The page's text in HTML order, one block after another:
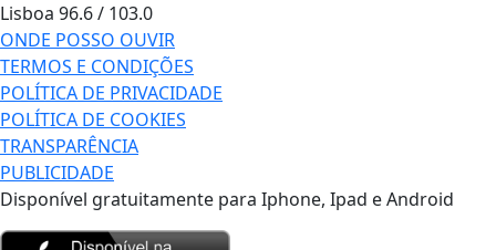
Lisboa 96.6 / 103.0
ONDE POSSO OUVIR
TERMOS E CONDIÇÕES
POLÍTICA DE PRIVACIDADE
POLÍTICA DE COOKIES
TRANSPARÊNCIA
PUBLICIDADE
Disponível gratuitamente para Iphone, Ipad e Android